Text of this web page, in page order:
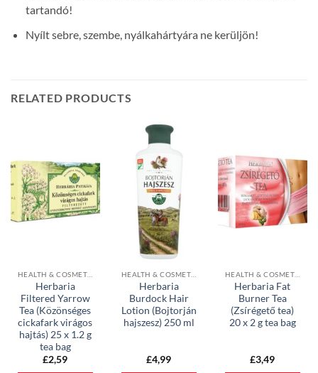
tartandó!
Nyílt sebre, szembe, nyálkahártyára ne kerüljön!
RELATED PRODUCTS
Herbaria
Filtered Yarrow
Tea (Közönséges
cickafark virágos
hajtás) 25 x 1.2 g
tea bag
£2,59
Herbaria
Burdock Hair
Lotion (Bojtorján
hajszesz) 250 ml
£4,99
Herbaria Fat
Burner Tea
(Zsírégető tea)
20 x 2 g tea bag
£3,49